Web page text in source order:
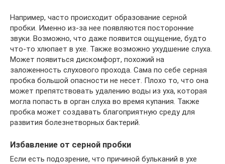
Например, часто происходит образование серной
пробки. Именно из-за нее появляются посторонние
звуки. Возможно, что даже появится ощущение, будто
что-то хлюпает в ухе. Также возможно ухудшение слуха.
Может появиться дискомфорт, похожий на
заложенность слухового прохода. Сама по себе серная
пробка большой опасности не несет. Плохо то, что она
может препятствовать удалению воды из уха, которая
могла попасть в орган слуха во время купания. Также
пробка может создавать благоприятную среду для
развития болезнетворных бактерий.
Избавление от серной пробки
Если есть подозрение, что причиной бульканий в ухе